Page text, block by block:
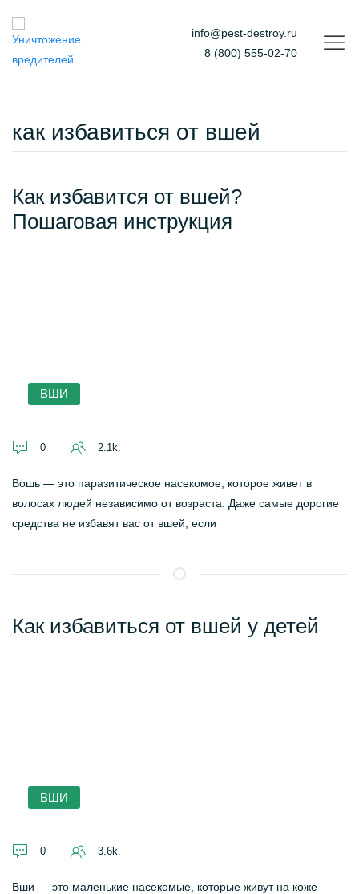
info@pest-destroy.ru
8 (800) 555-02-70
как избавиться от вшей
Как избавится от вшей?
Пошаговая инструкция
ВШИ
0 2.1k.
Вошь — это паразитическое насекомое, которое живет в
волосах людей независимо от возраста. Даже самые дорогие
средства не избавят вас от вшей, если
Как избавиться от вшей у детей
ВШИ
0 3.6k.
Вши — это маленькие насекомые, которые живут на коже